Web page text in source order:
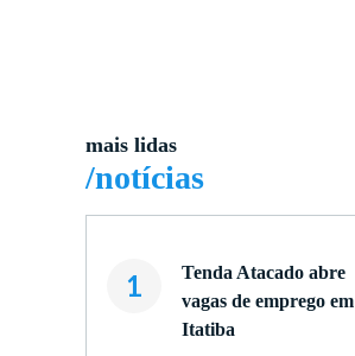
mais lidas
/notícias
1
Tenda Atacado abre
vagas de emprego em
Itatiba